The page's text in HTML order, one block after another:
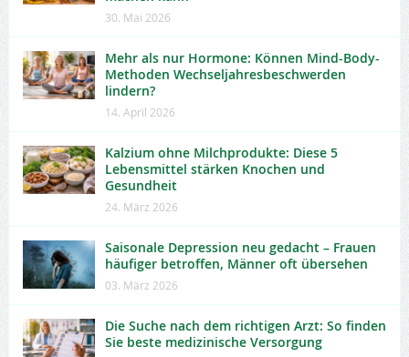
30. Mai 2026
Mehr als nur Hormone: Können Mind-Body-
Methoden Wechseljahresbeschwerden
lindern?
14. April 2026
Kalzium ohne Milchprodukte: Diese 5
Lebensmittel stärken Knochen und
Gesundheit
24. März 2026
Saisonale Depression neu gedacht – Frauen
häufiger betroffen, Männer oft übersehen
03. März 2026
Die Suche nach dem richtigen Arzt: So finden
Sie beste medizinische Versorgung